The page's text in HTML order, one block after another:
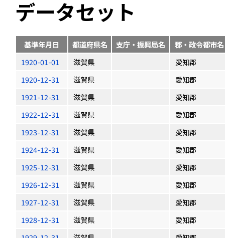
データセット
基準年月日 都道府県名 支庁・振興局名
郡・政令都市名
1920-01-01
滋賀県
愛知郡
1920-12-31
滋賀県
愛知郡
1921-12-31
滋賀県
愛知郡
1922-12-31
滋賀県
愛知郡
1923-12-31
滋賀県
愛知郡
1924-12-31
滋賀県
愛知郡
1925-12-31
滋賀県
愛知郡
1926-12-31
滋賀県
愛知郡
1927-12-31
滋賀県
愛知郡
1928-12-31
滋賀県
愛知郡